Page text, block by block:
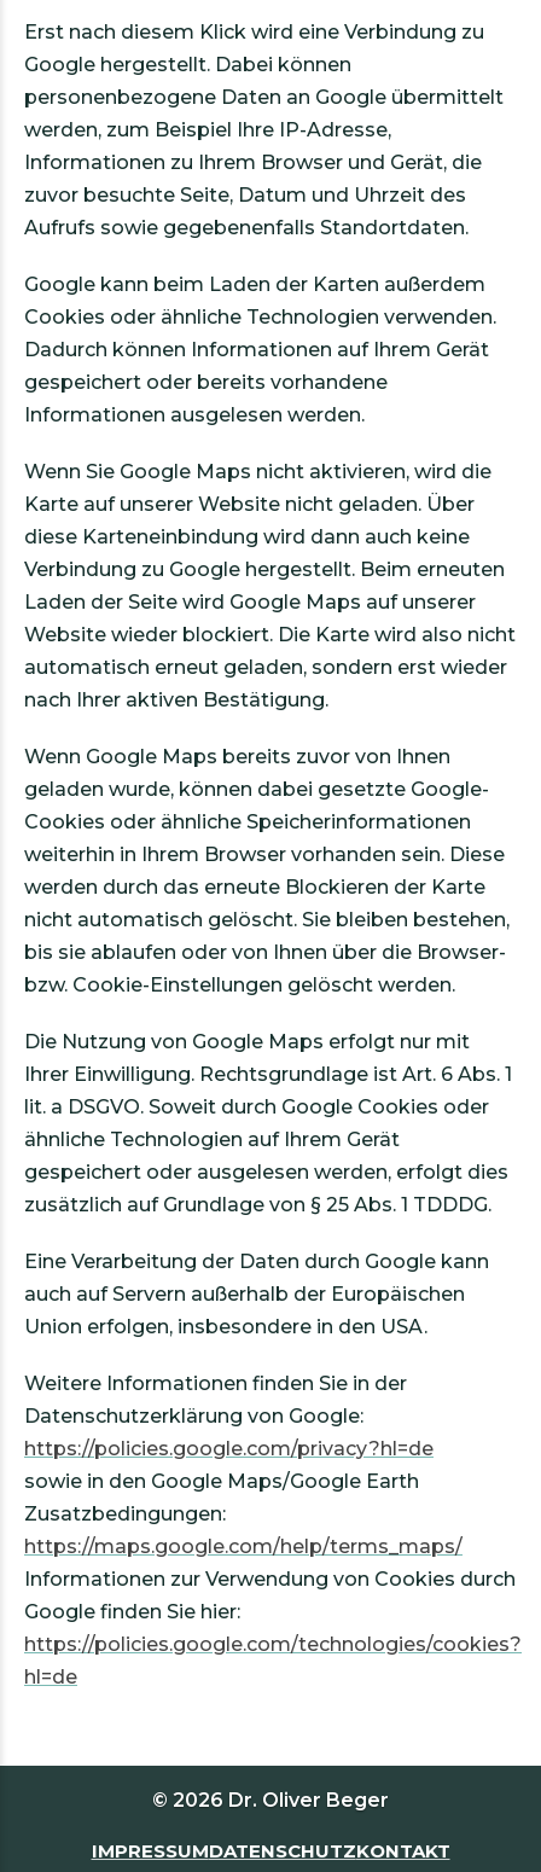
Erst nach diesem Klick wird eine Verbindung zu
Google hergestellt. Dabei können
personenbezogene Daten an Google übermittelt
werden, zum Beispiel Ihre IP-Adresse,
Informationen zu Ihrem Browser und Gerät, die
zuvor besuchte Seite, Datum und Uhrzeit des
Aufrufs sowie gegebenenfalls Standortdaten.
Google kann beim Laden der Karten außerdem
Cookies oder ähnliche Technologien verwenden.
Dadurch können Informationen auf Ihrem Gerät
gespeichert oder bereits vorhandene
Informationen ausgelesen werden.
Wenn Sie Google Maps nicht aktivieren, wird die
Karte auf unserer Website nicht geladen. Über
diese Karteneinbindung wird dann auch keine
Verbindung zu Google hergestellt. Beim erneuten
Laden der Seite wird Google Maps auf unserer
Website wieder blockiert. Die Karte wird also nicht
automatisch erneut geladen, sondern erst wieder
nach Ihrer aktiven Bestätigung.
Wenn Google Maps bereits zuvor von Ihnen
geladen wurde, können dabei gesetzte Google-
Cookies oder ähnliche Speicherinformationen
weiterhin in Ihrem Browser vorhanden sein. Diese
werden durch das erneute Blockieren der Karte
nicht automatisch gelöscht. Sie bleiben bestehen,
bis sie ablaufen oder von Ihnen über die Browser-
bzw. Cookie-Einstellungen gelöscht werden.
Die Nutzung von Google Maps erfolgt nur mit
Ihrer Einwilligung. Rechtsgrundlage ist Art. 6 Abs. 1
lit. a DSGVO. Soweit durch Google Cookies oder
ähnliche Technologien auf Ihrem Gerät
gespeichert oder ausgelesen werden, erfolgt dies
zusätzlich auf Grundlage von § 25 Abs. 1 TDDDG.
Eine Verarbeitung der Daten durch Google kann
auch auf Servern außerhalb der Europäischen
Union erfolgen, insbesondere in den USA.
Weitere Informationen finden Sie in der
Datenschutzerklärung von Google:
https://policies.google.com/privacy?hl=de
sowie in den Google Maps/Google Earth
Zusatzbedingungen:
https://maps.google.com/help/terms_maps/
Informationen zur Verwendung von Cookies durch
Google finden Sie hier:
https://policies.google.com/technologies/cookies?
hl=de
© 2026 Dr. Oliver Beger
IMPRESSUMDATENSCHUTZKONTAKT